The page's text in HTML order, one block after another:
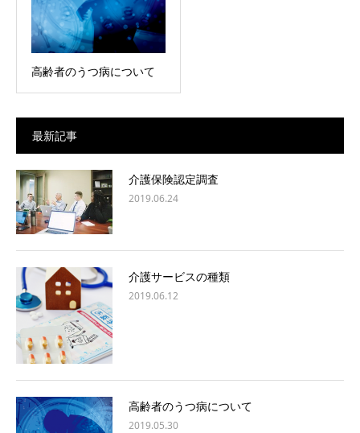
高齢者のうつ病について
最新記事
介護保険認定調査
2019.06.24
介護サービスの種類
2019.06.12
高齢者のうつ病について
2019.05.30